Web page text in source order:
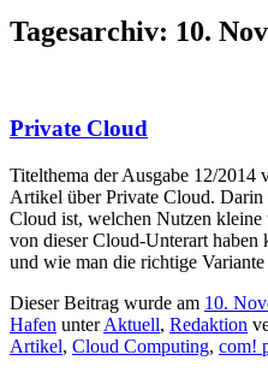
Tagesarchiv: 10.
Private Cloud
Titelthema der Ausgabe 12/2014
Artikel über Private Cloud. Darin
Cloud ist, welchen Nutzen kleine
von dieser Cloud-Unterart haben
und wie man die richtige
Dieser Beitrag wurde am 10.
Hafen unterAktuell, Redaktion
Artikel, Cloud Computing, com!